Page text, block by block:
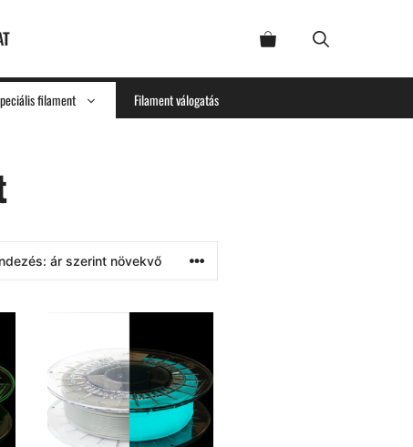
filament Filament válogatás